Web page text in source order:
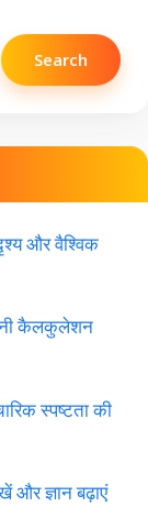
Search
और वैश्विक
कैलकुलेशन
स्पष्टता की
और ज्ञान बढ़ाएं